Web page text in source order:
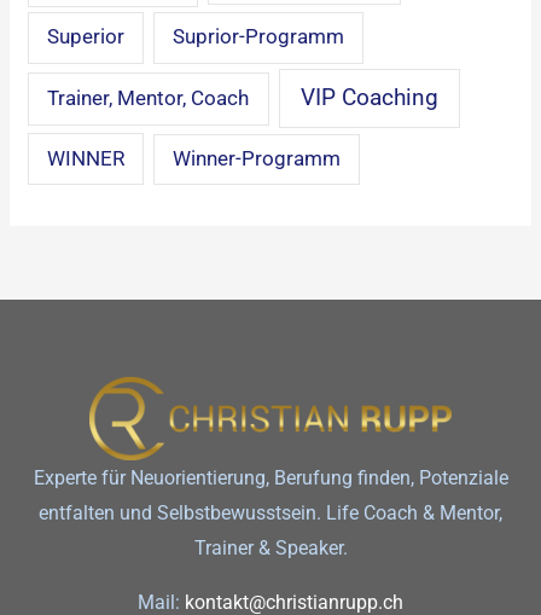
Superior Suprior-Programm
Trainer, Mentor, Coach VIP Coaching
WINNER Winner-Programm
Experte für Neuorientierung, Berufung finden, Potenziale
entfalten und Selbstbewusstsein. Life Coach & Mentor,
Trainer & Speaker.
Mail: kontakt@christianrupp.ch